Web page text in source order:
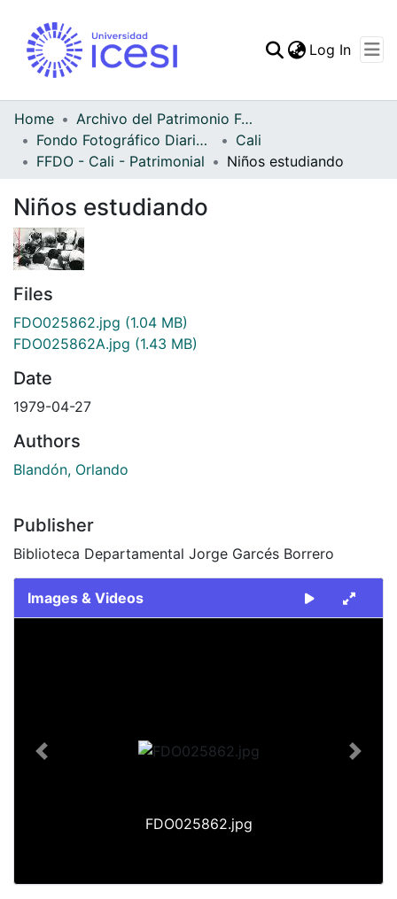
Statistics
Log In
Home
Archivo del Patrimonio Fotográfico y Fílmico del Valle del Cauca
Fondo Fotográfico Diario Occidente
Cali
FFDO - Cali - Patrimonial
Niños estudiando
Niños estudiando
Files
FDO025862.jpg (1.04 MB)
FDO025862A.jpg (1.43 MB)
Date
1979-04-27
Authors
Blandón, Orlando
Publisher
Biblioteca Departamental Jorge Garcés Borrero
Images & Videos
FDO025862.jpg
Previous Next